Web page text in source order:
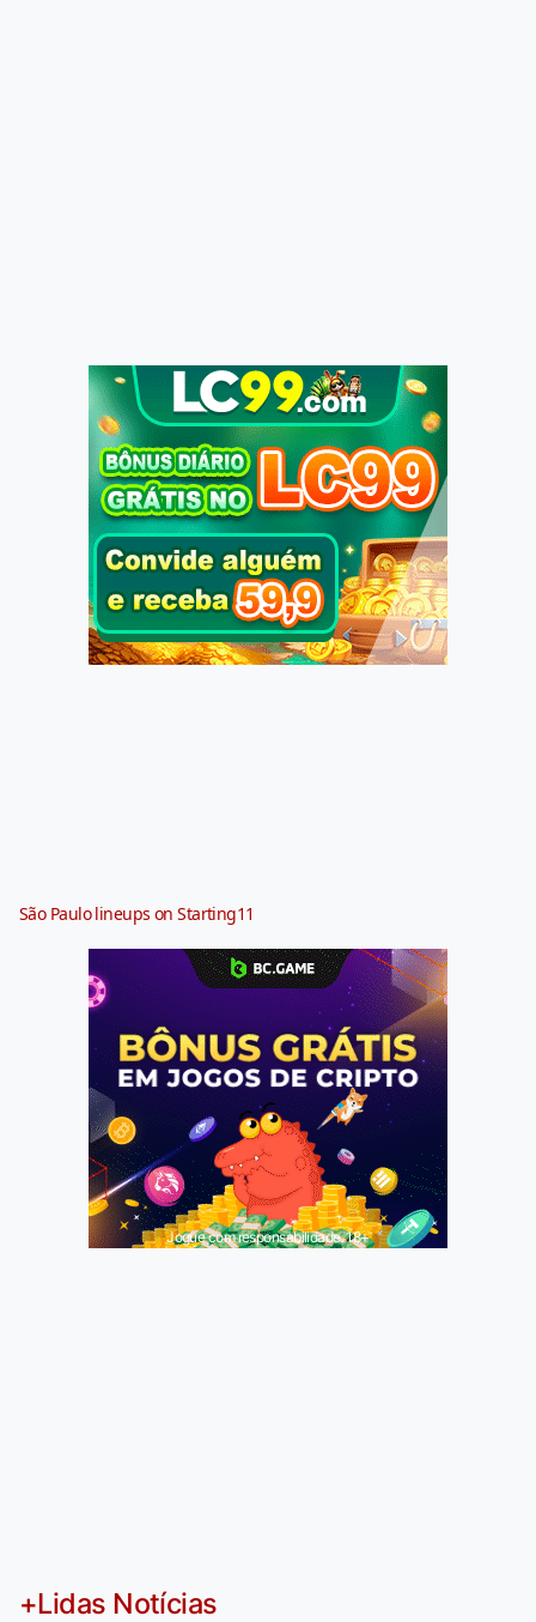
São Paulo lineups on Starting11
Jogue com responsabilidade. 18+
+Lidas Notícias